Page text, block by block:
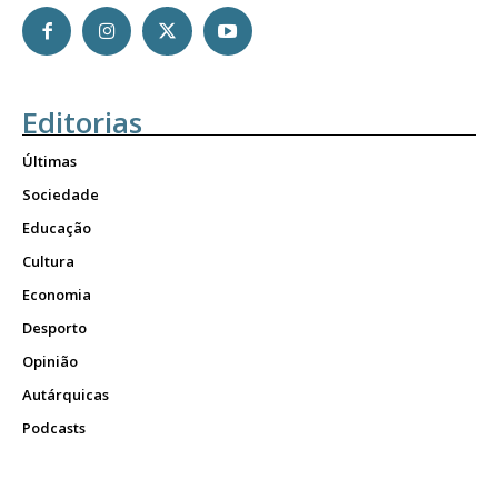
Editorias
Últimas
Sociedade
Educação
Cultura
Economia
Desporto
Opinião
Autárquicas
Podcasts